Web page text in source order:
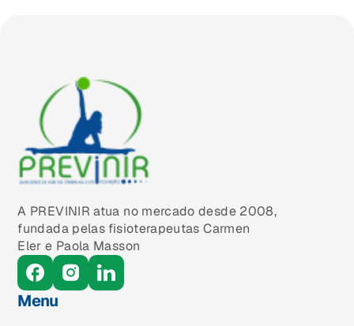
A PREVINIR atua no mercado desde 2008,
fundada pelas fisioterapeutas Carmen
Eler e Paola Masson
Menu